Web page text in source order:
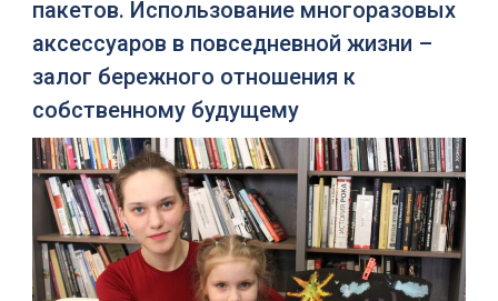
пакетов. Использование многоразовых
аксессуаров в повседневной жизни –
залог бережного отношения к
собственному будущему